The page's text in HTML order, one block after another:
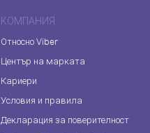
КОМПАНИЯ
Относно Viber
Център на марката
Кариери
Условия и правила
Декларация за поверителност